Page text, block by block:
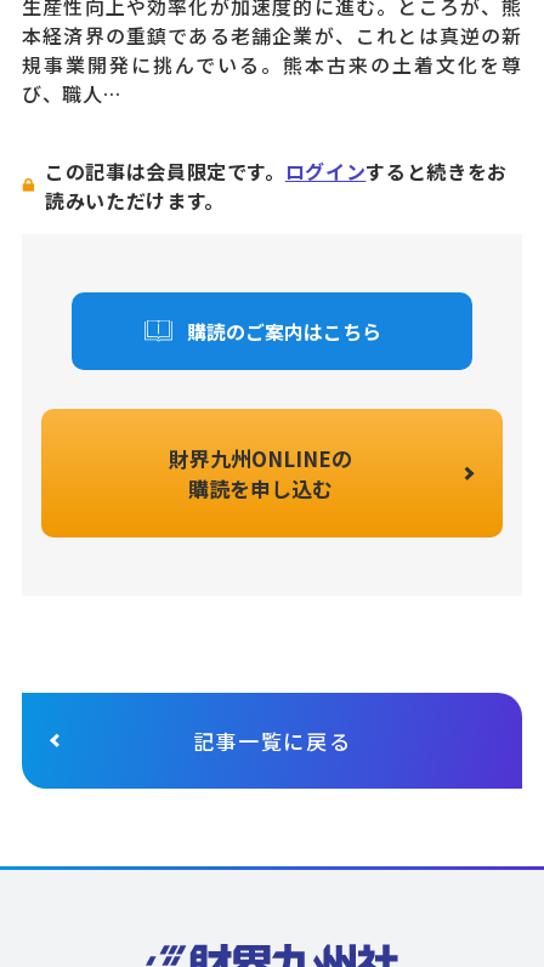
本経済界の重鎮である老舗企業が、これとは真逆の新
規事業開発に挑んでいる。熊本古来の土着文化を尊
び、職人…
この記事は会員限定です。 ログインすると続きをお
読みいただけます。
購読のご案内はこちら
財界九州ONLINEの
購読を申し込む
記事一覧に戻る